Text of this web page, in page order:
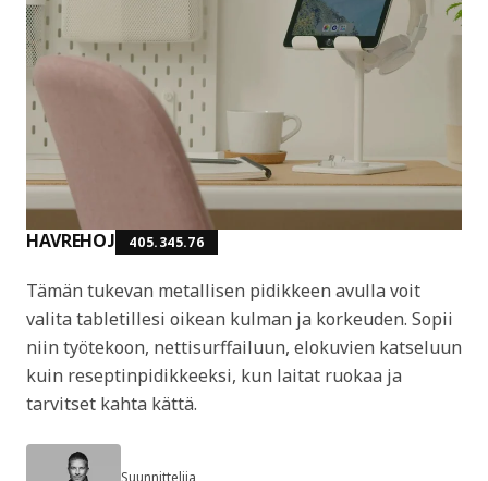
HAVREHOJ 405.345.76
Tämän tukevan metallisen pidikkeen avulla voit
valita tabletillesi oikean kulman ja korkeuden. Sopii
niin työtekoon, nettisurffailuun, elokuvien katseluun
kuin reseptinpidikkeeksi, kun laitat ruokaa ja
tarvitset kahta kättä.